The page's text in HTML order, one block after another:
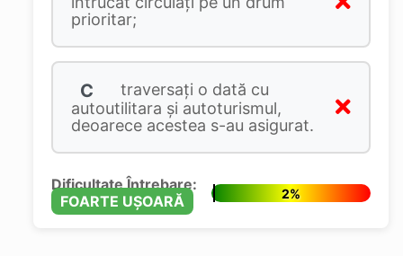
prioritar;
C
traversați o dată cu
autoutilitara și autoturismul,
deoarece acestea s-au asigurat.
Dificultate Întrebare:
FOARTE UȘOARĂ
2%